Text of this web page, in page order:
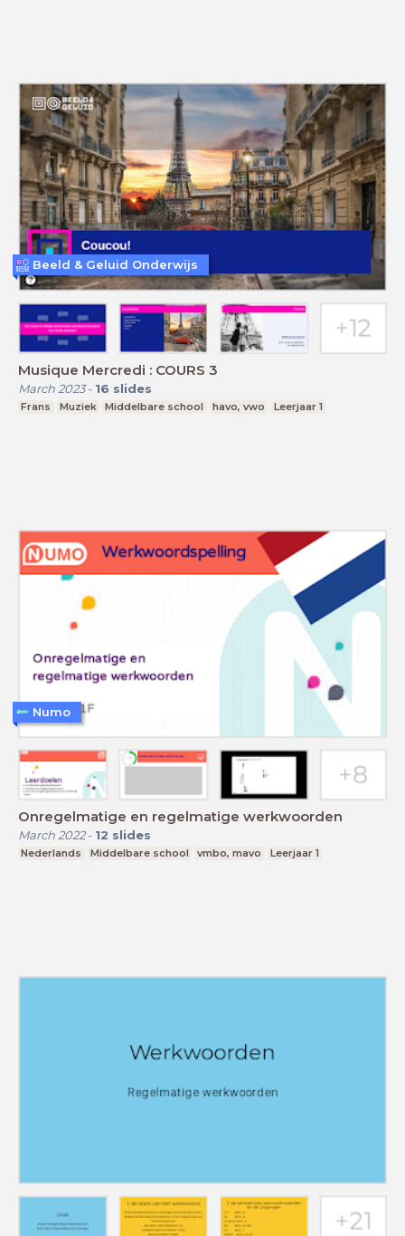
Musique Mercredi : COURS 3
March 2023- 16 slides
Frans Muziek Middelbare school havo, vwo Leerjaar 1
Beeld & Geluid Onderwijs
Onregelmatige en regelmatige werkwoorden
March 2022- 12 slides
Nederlands Middelbare school vmbo, mavo Leerjaar 1
Numo